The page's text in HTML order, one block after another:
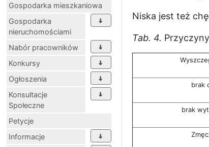
Gospodarka mieszkaniowa
Gospodarka
nieruchomościami
Nabór pracowników
Konkursy
Ogłoszenia
Konsultacje
Społeczne
Petycje
Informacje
Niska jest też
Tab. 4.
brak
brak